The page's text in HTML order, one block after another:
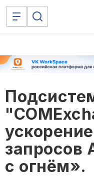
запросов
с огнём».